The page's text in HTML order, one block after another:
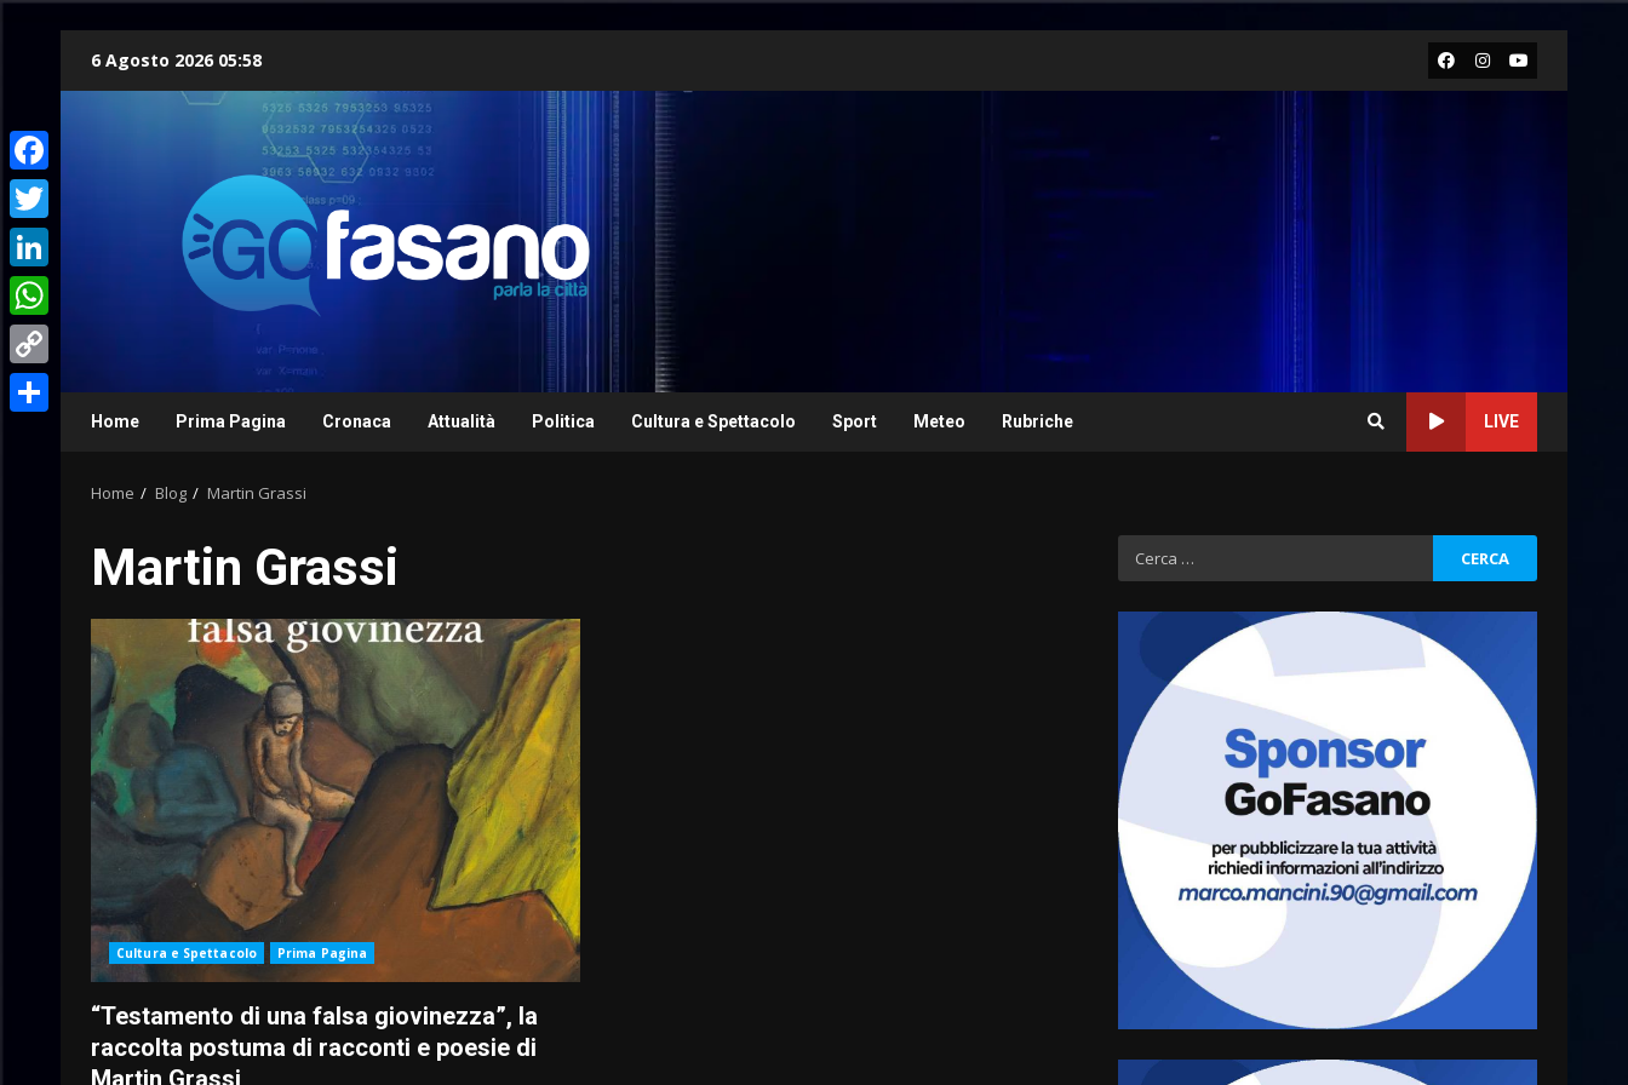
6 Agosto 2026 05:58 Facebook
Instagram
Youtube
Home Prima Pagina Cronaca Attualità Politica Cultura e Spettacolo Sport Meteo Rubriche LIVE
Home Blog Martin Grassi
Martin Grassi
Cultura e Spettacolo Prima Pagina
“Testamento di una falsa giovinezza”, la
raccolta postuma di racconti e poesie di
Martin Grassi
Ricerca
per:
scrivono al Prefetto: “Noi
cittadini di serie B”
5 Agosto 2026 06:15
4
A Savelletri torna la Sagra del
Pesce Spada: appuntamento
a sabato 8 agosto
5
L’abusivismo giornalistico è
un pericolo
Facebook
Twitter
LinkedIn
WhatsApp
Copy